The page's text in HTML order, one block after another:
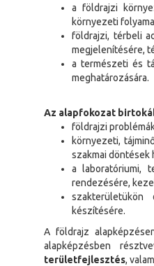
a földrajzi
környezeti
földrajzi, térbeli
megjelenítésére,
a természeti és
meghatározására.
Az alapfokozat
földrajzi
környezeti,
szakmai döntések
a laboratóriumi,
rendezésére,
szakterületükön
készítésére.
A földrajz
alapképzésben
területfejlesztés,